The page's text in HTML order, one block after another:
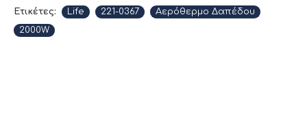
ρυθμίσετε και να επιλέξετε ανάμεσα σε 2 βαθμίδες
θέρμανσης, ανάλογα με τις ιδιαιτερότητες του
δωματίου και τις προσωπικές σας ανάγκες.
Ετικέτες: Life 221-0367
Αερόθερμο Δαπέδου
2000W